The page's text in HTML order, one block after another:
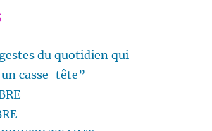
du quotidien qui
casse-tête”